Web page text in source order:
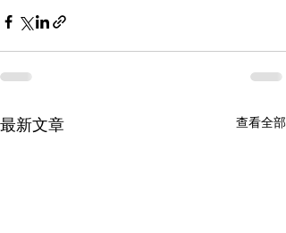
最新文章 查看全部